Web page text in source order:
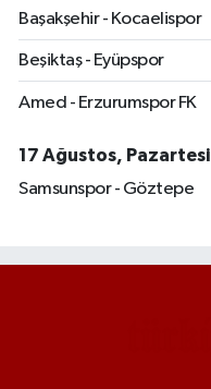
Başakşehir - Kocaelispor
Beşiktaş - Eyüpspor
Amed - Erzurumspor FK
17 Ağustos, Pazartesi
Samsunspor - Göztepe